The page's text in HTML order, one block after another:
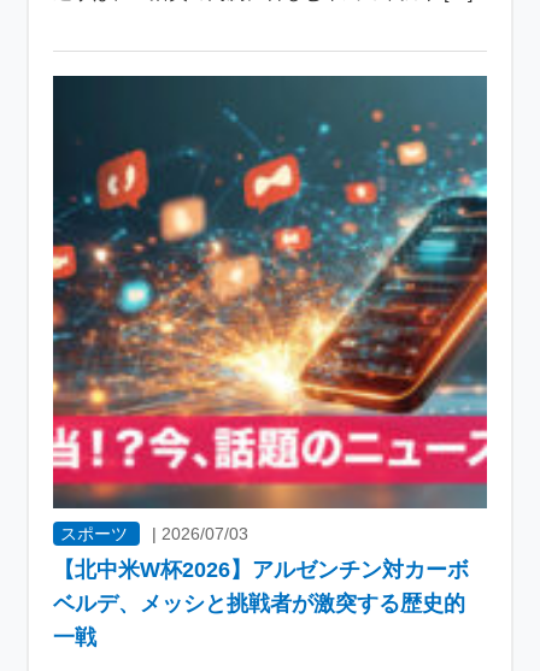
スポーツ | 2026/07/03
【北中米W杯2026】アルゼンチン対カーボ
ベルデ、メッシと挑戦者が激突する歴史的
一戦